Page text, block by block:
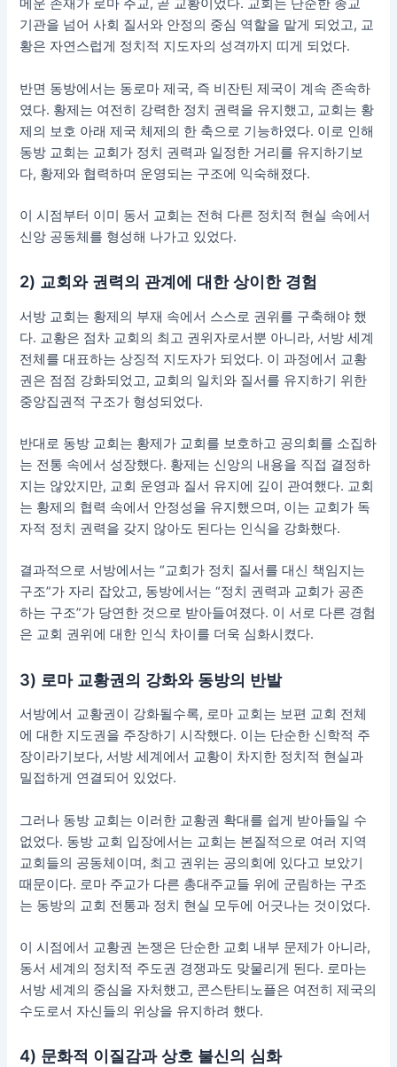
메운 존재가 로마 주교, 곧 교황이었다. 교회는 단순한 종교
기관을 넘어 사회 질서와 안정의 중심 역할을 맡게 되었고, 교
황은 자연스럽게 정치적 지도자의 성격까지 띠게 되었다.
반면 동방에서는 동로마 제국, 즉 비잔틴 제국이 계속 존속하
였다. 황제는 여전히 강력한 정치 권력을 유지했고, 교회는 황
제의 보호 아래 제국 체제의 한 축으로 기능하였다. 이로 인해
동방 교회는 교회가 정치 권력과 일정한 거리를 유지하기보
다, 황제와 협력하며 운영되는 구조에 익숙해졌다.
이 시점부터 이미 동서 교회는 전혀 다른 정치적 현실 속에서
신앙 공동체를 형성해 나가고 있었다.
2) 교회와 권력의 관계에 대한 상이한 경험
서방 교회는 황제의 부재 속에서 스스로 권위를 구축해야 했
다. 교황은 점차 교회의 최고 권위자로서뿐 아니라, 서방 세계
전체를 대표하는 상징적 지도자가 되었다. 이 과정에서 교황
권은 점점 강화되었고, 교회의 일치와 질서를 유지하기 위한
중앙집권적 구조가 형성되었다.
반대로 동방 교회는 황제가 교회를 보호하고 공의회를 소집하
는 전통 속에서 성장했다. 황제는 신앙의 내용을 직접 결정하
지는 않았지만, 교회 운영과 질서 유지에 깊이 관여했다. 교회
는 황제의 협력 속에서 안정성을 유지했으며, 이는 교회가 독
자적 정치 권력을 갖지 않아도 된다는 인식을 강화했다.
결과적으로 서방에서는 “교회가 정치 질서를 대신 책임지는
구조”가 자리 잡았고, 동방에서는 “정치 권력과 교회가 공존
하는 구조”가 당연한 것으로 받아들여졌다. 이 서로 다른 경험
은 교회 권위에 대한 인식 차이를 더욱 심화시켰다.
3) 로마 교황권의 강화와 동방의 반발
서방에서 교황권이 강화될수록, 로마 교회는 보편 교회 전체
에 대한 지도권을 주장하기 시작했다. 이는 단순한 신학적 주
장이라기보다, 서방 세계에서 교황이 차지한 정치적 현실과
밀접하게 연결되어 있었다.
그러나 동방 교회는 이러한 교황권 확대를 쉽게 받아들일 수
없었다. 동방 교회 입장에서는 교회는 본질적으로 여러 지역
교회들의 공동체이며, 최고 권위는 공의회에 있다고 보았기
때문이다. 로마 주교가 다른 총대주교들 위에 군림하는 구조
는 동방의 교회 전통과 정치 현실 모두에 어긋나는 것이었다.
이 시점에서 교황권 논쟁은 단순한 교회 내부 문제가 아니라,
동서 세계의 정치적 주도권 경쟁과도 맞물리게 된다. 로마는
서방 세계의 중심을 자처했고, 콘스탄티노플은 여전히 제국의
수도로서 자신들의 위상을 유지하려 했다.
4) 문화적 이질감과 상호 불신의 심화